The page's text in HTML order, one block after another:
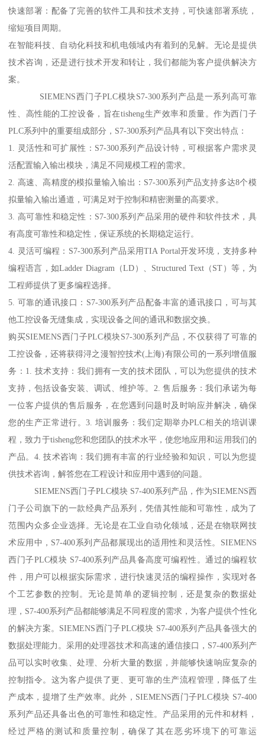
快速部署：配备了完善的软件工具和技术支持，可快速部署系统，
缩短项目周期。
在智能科技、自动化科技和机电领域内有着到的见解。无论是提供
技术咨询，还是进行技术开发和转让，我们都能为客户提供解决方
案。
SIEMENS西门子PLC模块S7-300系列产品是一系列高可靠
性、高性能的工控设备，旨在tisheng生产效率和质量。作为西门子
PLC系列中的重要组成部分，S7-300系列产品具有以下突出特点：
1. 灵活性和可扩展性：S7-300系列产品设计特，可根据客户需求灵
活配置输入输出模块，满足不同规模工程的需求。
2. 高速、高精度的模拟量输入输出：S7-300系列产品支持多达8个模
拟量输入输出通道，可满足对于控制和精密测量的高要求。
3. 高可靠性和稳定性：S7-300系列产品采用的硬件和软件技术，具
有高度可靠性和稳定性，保证系统的长期稳定运行。
4. 灵活可编程：S7-300系列产品采用TIA Portal开发环境，支持多种
编程语言，如Ladder Diagram（LD）、Structured Text（ST）等，为
工程师提供了更多编程选择。
5. 可靠的通讯接口：S7-300系列产品配备丰富的通讯接口，可与其
他工控设备无缝集成，实现设备之间的通讯和数据交换。
购买SIEMENS西门子PLC模块S7-300系列产品，不仅获得了可靠的
工控设备，还将获得浔之漫智控技术(上海)有限公司的一系列增值服
务：1. 技术支持：我们拥有一支的技术团队，可以为您提供的技术
支持，包括设备安装、调试、维护等。2. 售后服务：我们承诺为每
一位客户提供的售后服务，在您遇到问题时及时响应并解决，确保
您的生产正常进行。3. 培训服务：我们定期举办PLC相关的培训课
程，致力于tisheng您和您团队的技术水平，使您地应用和运用我们的
产品。4. 技术咨询：我们拥有丰富的行业经验和知识，可以为您提
供技术咨询，解答您在工程设计和应用中遇到的问题。
SIEMENS西门子PLC模块 S7-400系列产品，作为SIEMENS西
门子公司旗下的一款经典产品系列，凭借其性能和可靠性，成为了
范围内众多企业选择。无论是在工业自动化领域，还是在物联网技
术应用中，S7-400系列产品都展现出的适用性和灵活性。SIEMENS
西门子PLC模块 S7-400系列产品具备高度可编程性。通过的编程软
件，用户可以根据实际需求，进行快速灵活的编程操作，实现对各
个工艺参数的控制。无论是简单的逻辑控制，还是复杂的数据处
理，S7-400系列产品都能够满足不同程度的需求，为客户提供个性化
的解决方案。SIEMENS西门子PLC模块 S7-400系列产品具备强大的
数据处理能力。采用的处理器技术和高速的通信接口，S7-400系列产
品可以实时收集、处理、分析大量的数据，并能够快速响应复杂的
控制指令。这为客户提供了更、更可靠的生产流程管理，降低了生
产成本，提增了生产效率。此外，SIEMENS西门子PLC模块 S7-400
系列产品还具备出色的可靠性和稳定性。产品采用的元件和材料，
经过严格的测试和质量控制，确保了其在恶劣环境下的可靠运